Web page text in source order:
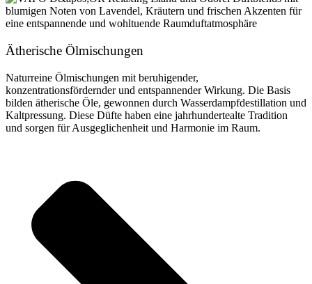
Ätherische Ölmischungen
Naturreine Ölmischungen mit beruhigender,
konzentrationsfördernder und entspannender Wirkung. Die Basis
bilden ätherische Öle, gewonnen durch Wasserdampfdestillation und
Kaltpressung. Diese Düfte haben eine jahrhundertealte Tradition
und sorgen für Ausgeglichenheit und Harmonie im Raum.